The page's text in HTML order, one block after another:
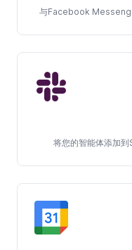
与Facebook
将您的智能体添加